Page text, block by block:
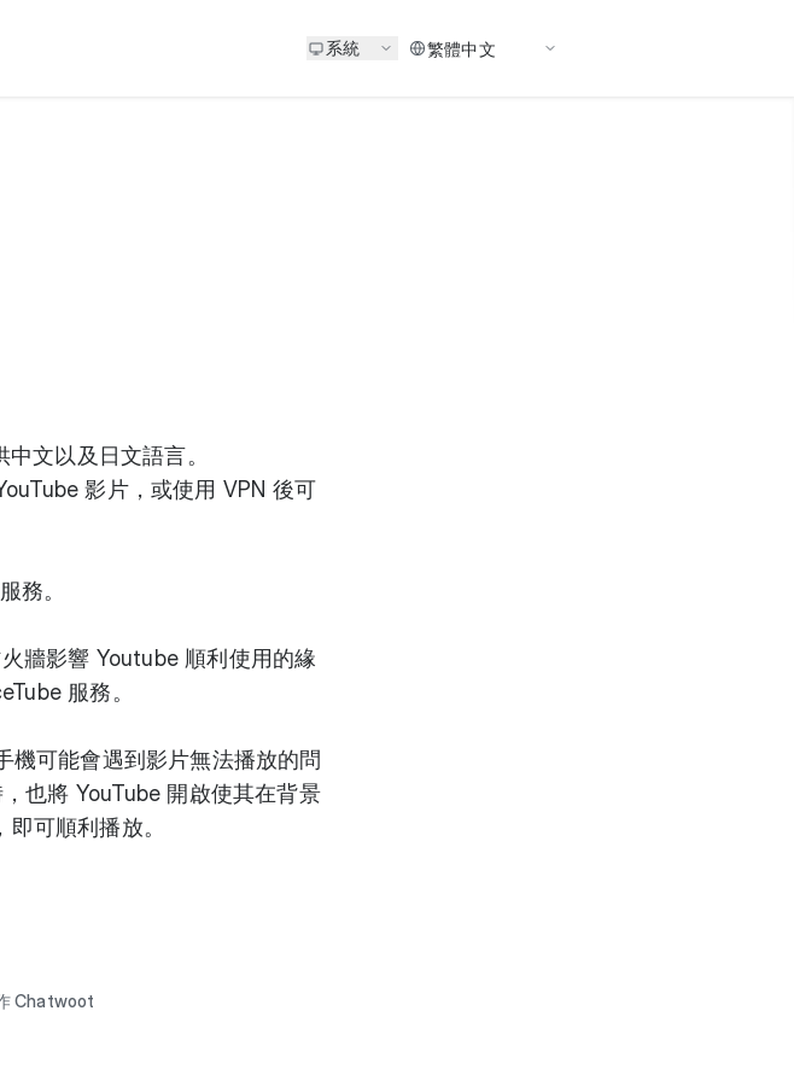
系統
文以及日文語言。
影片，或使用 VPN 後可
務。
牆影響 Youtube 順利使用的緣
服務。
機可能會遇到影片無法播放的問
也將 YouTube 開啟使其在背景
可順利播放。
Chatwoot